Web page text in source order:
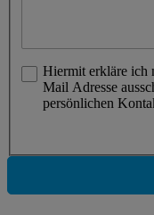
Hiermit erkläre ich
Mail Adresse
persönlichen